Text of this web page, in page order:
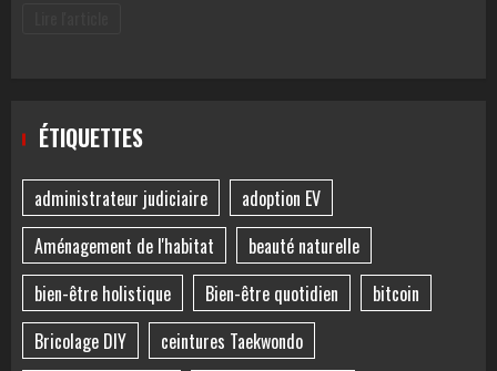
ÉTIQUETTES
administrateur judiciaire
adoption EV
Aménagement de l'habitat
beauté naturelle
bien-être holistique
Bien-être quotidien
bitcoin
Bricolage DIY
ceintures Taekwondo